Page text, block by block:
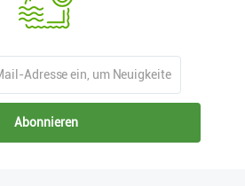
Abonnieren